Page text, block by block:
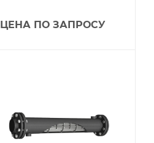
ЦЕНА ПО ЗАПРОСУ